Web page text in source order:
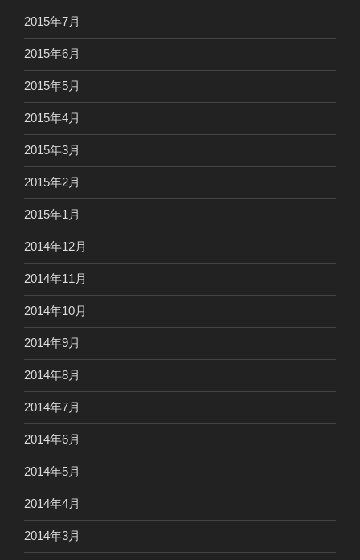
2015年7月
2015年6月
2015年5月
2015年4月
2015年3月
2015年2月
2015年1月
2014年12月
2014年11月
2014年10月
2014年9月
2014年8月
2014年7月
2014年6月
2014年5月
2014年4月
2014年3月